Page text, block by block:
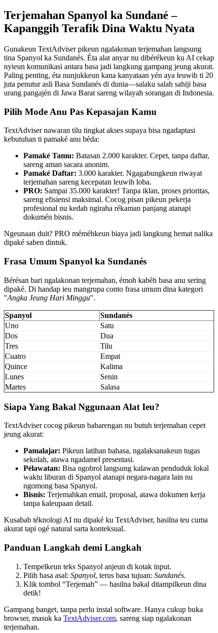
Terjemahan Spanyol ka Sundané –
Kapanggih Terafik Dina Waktu Nyata
Gunakeun TextAdviser pikeun ngalakonan terjemahan langsung
tina Spanyol ka Sundanés. Éta alat anyar nu dibérékeun ku AI cekap
nyieun komunikasi antara basa jadi langkung gampang jeung akurat.
Paling penting, éta nunjukkeun kana kanyataan yén aya leuwih ti 20
juta penutur asli Basa Sundanés di dunia—salaku salah sahiji basa
urang pangajén di Jawa Barat sareng wilayah sorangan di Indonesia.
Pilih Mode Anu Pas Kepasajan Kamu
TextAdviser nawaran tilu tingkat akses supaya bisa ngadaptasi
kebutuhan ti pamaké anu béda:
Pamaké Tamu: Batasan 2.000 karakter. Cepet, tanpa daftar,
sareng aman sacara anonim.
Pamaké Daftar: 3.000 karakter. Ngagabungkeun riwayat
terjemahan sareng kecepatan leuwih loba.
PRO: Sampai 35.000 karakter! Tanpa iklan, proses prioritas,
sareng efisiensi maksimal. Cocog pisan pikeun pekerja
profesional nu kedah ngiraha rékaman panjang atanapi
dokumén bisnis.
Ngeunaan duit? PRO méméhkeun biaya jadi langkung hemat nalika
dipaké saben dintuk.
Frasa Umum Spanyol ka Sundanés
Bérésan bari ngalakonan terjemahan, émoh kabèh basa anu sering
dipaké. Di handap ieu mangrupa conto frasa umum dina kategori
"Angka Jeung Hari Minggu".
Spanyol
Sundanés
Uno
Satu
Dos
Dua
Tres
Tilu
Cuatro
Empat
Quince
Kalima
Lunes
Senin
Martes
Salasa
Siapa Yang Bakal Nggunaan Alat Ieu?
TextAdviser cocog pikeun babarengan nu butuh terjemahan cepet
jeung akurat:
Pamalajar: Pikeun latihan bahasa, ngalaksanakeun tugas
sekolah, atawa ngadamel presentasi.
Pélawatan: Bisa ngobrol langsung kalawan penduduk lokal
waktu liburan di Spanyol atanapi negara-nagara lain nu
ngomong basa Spanyol.
Bisnis: Terjemahkan email, proposal, atawa dokumen kerja
tanpa kaleupaan detail.
Kusabab téknologi AI nu dipaké ku TextAdviser, hasilna teu cuma
akurat tapi ogé natural sarta konteksual.
Panduan Langkah demi Langkah
Tempelkeun teks Spanyol anjeun di kotak input.
Pilih basa asal: Spanyol, terus basa tujuan: Sundanés.
Klik tombol “Terjemah” — hasilna bakal ditampilkeun dina
detik!
Gampang banget, tanpa perlu instal software. Hanya cukup buka
browser, masuk ka TextAdviser.com, sareng siap ngalakonan
terjemahan.